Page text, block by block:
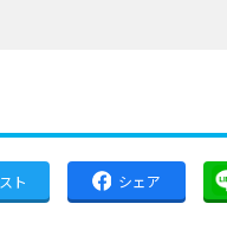
ト シェア